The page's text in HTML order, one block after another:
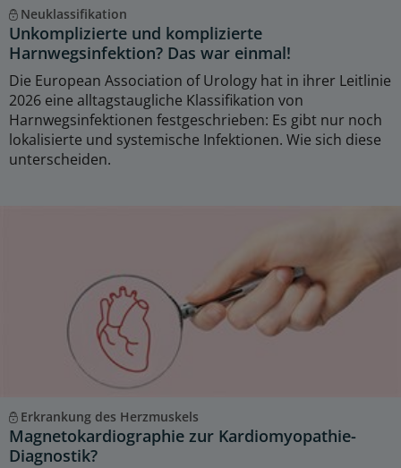
Neuklassifikation
Unkomplizierte und komplizierte
Harnwegsinfektion? Das war einmal!
Die European Association of Urology hat in ihrer Leitlinie
2026 eine alltagstaugliche Klassifikation von
Harnwegsinfektionen festgeschrieben: Es gibt nur noch
lokalisierte und systemische Infektionen. Wie sich diese
unterscheiden.
Erkrankung des Herzmuskels
Magnetokardiographie zur Kardiomyopathie-
Diagnostik?